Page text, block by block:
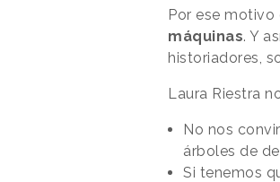
Por ese motivo
máquinas. Y
historiadores,
Laura Riestra
No nos
árboles de
Si tenemos